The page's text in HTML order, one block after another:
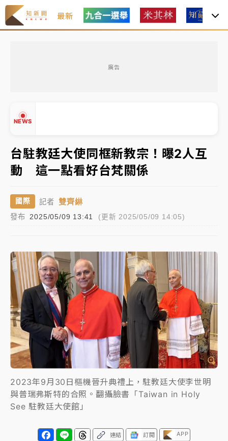
最新
廣告
NEWS
韓股最壞時期已過？大摩估去槓桿完成逾半 波動率降
至2個月低
「白海豚」雨炸新北！通報109件災情 侯友宜揭這類災
損最多
白海豚挾豪雨狂炸新北！時雨量破百毫米 水塔、雨棚
金控第2季海外曝險破31兆創高 日本年增45%居冠
「好事多磨」
韓股最壞時期已過？大摩估去槓桿完成逾半 波動率降
至2個月低
「白海豚」雨炸新北！通報109件災情 侯友宜揭這類災
損最多
白海豚挾豪雨狂炸新北！時雨量破百毫米 水塔、雨棚
砸落毀車
台駐教廷大使同框新教宗！曝2人互
動 這一點看好台梵關係
國際 記者 雙齊綝
發布 2025/05/09 13:41 (更新 2025/05/09 14:05)
2023年9月30日樞機晉升典禮上，駐教廷大使李世明
與普瑞弗斯特的合照。翻攝臉書「Taiwan in Holy
See 駐教廷大使館」
連結 訂閱 APP